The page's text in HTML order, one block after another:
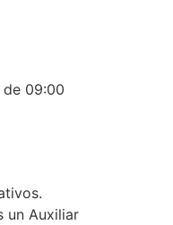
09:00
un Auxiliar